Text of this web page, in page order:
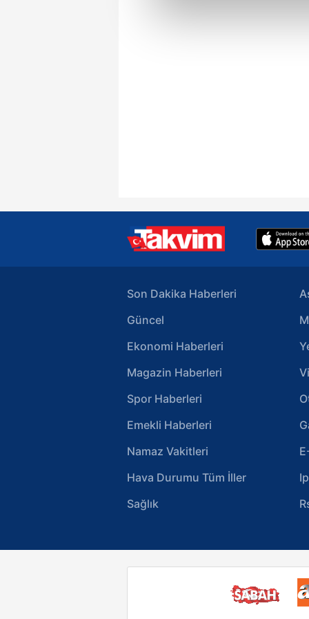
Son Dakika Haberleri
Güncel
Ekonomi Haberleri
Magazin Haberleri
Spor Haberleri
Emekli Haberleri
Namaz Vakitleri
Hava Durumu Tüm İller
Sağlık